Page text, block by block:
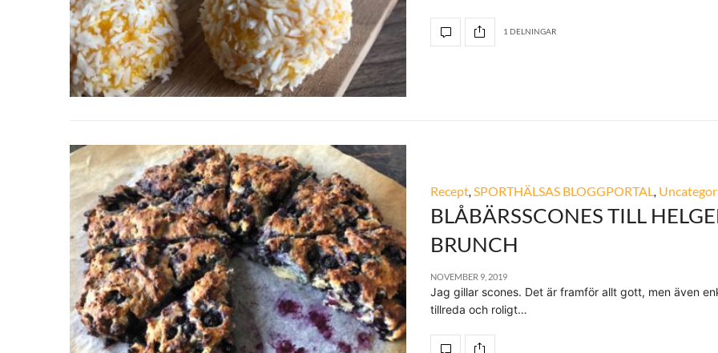
1 DELNINGAR
Recept SPORTHÄLSAS BLOGGPORTAL
BLÅBÄRSSCONES TILL
BRUNCH
NOVEMBER 9, 2019
Jag gillar scones. Det är framför allt gott, men även
tillreda och roligt…